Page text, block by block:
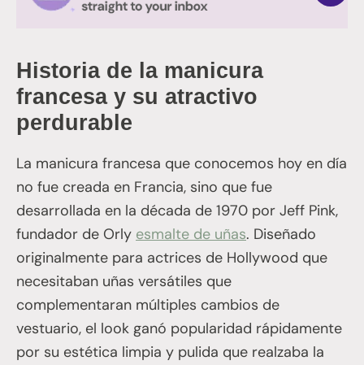
Historia de la manicura
francesa y su atractivo
perdurable
La manicura francesa que conocemos hoy en día
no fue creada en Francia, sino que fue
desarrollada en la década de 1970 por Jeff Pink,
fundador de Orly esmalte de uñas. Diseñado
originalmente para actrices de Hollywood que
necesitaban uñas versátiles que
complementaran múltiples cambios de
vestuario, el look ganó popularidad rápidamente
por su estética limpia y pulida que realzaba la